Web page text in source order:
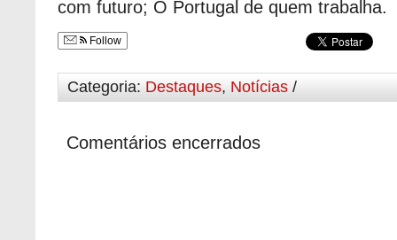
com futuro; O Portugal de quem trabalha.
Follow
Categoria: Destaques, Notícias /
Comentários encerrados